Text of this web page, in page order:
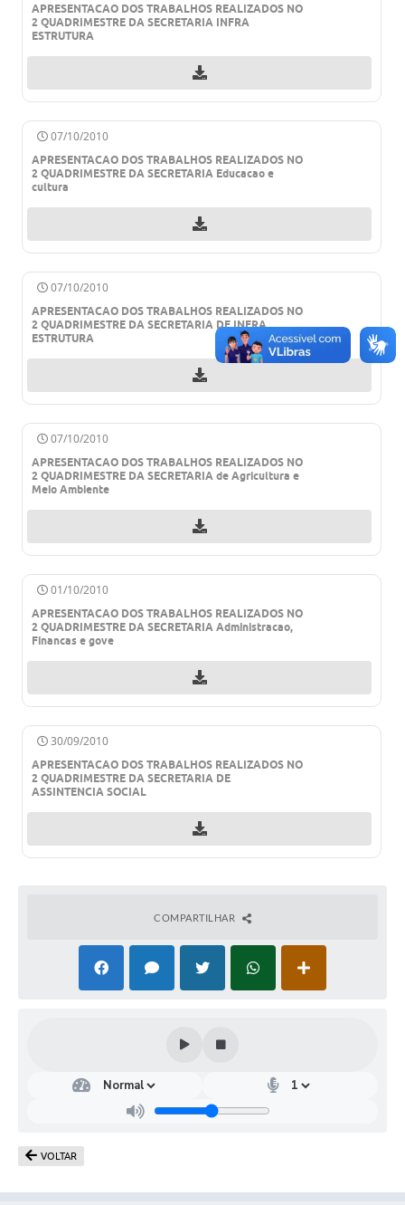
Turismo
Editais
Serviços Online
Telefones Úteis
Enquete
Jornal
Agenda
Diário Oficial
APRESENTACAO DOS TRABALHOS REALIZADOS NO
2 QUADRIMESTRE DA SECRETARIA INFRA
ESTRUTURA
07/10/2010
APRESENTACAO DOS TRABALHOS REALIZADOS NO
2 QUADRIMESTRE DA SECRETARIA Educacao e
cultura
07/10/2010
APRESENTACAO DOS TRABALHOS REALIZADOS NO
2 QUADRIMESTRE DA SECRETARIA DE INFRA
ESTRUTURA
07/10/2010
APRESENTACAO DOS TRABALHOS REALIZADOS NO
2 QUADRIMESTRE DA SECRETARIA de Agricultura e
Meio Ambiente
01/10/2010
APRESENTACAO DOS TRABALHOS REALIZADOS NO
2 QUADRIMESTRE DA SECRETARIA Administracao,
Financas e gove
30/09/2010
APRESENTACAO DOS TRABALHOS REALIZADOS NO
2 QUADRIMESTRE DA SECRETARIA DE
ASSINTENCIA SOCIAL
COMPARTILHAR
VOLTAR